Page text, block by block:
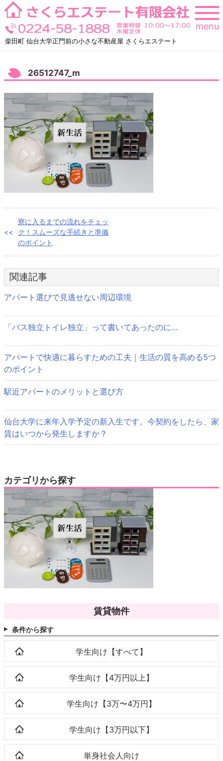
Skip
to
content
柴田町 仙台大学正門前の小さな不動産屋 さくらエステート
menu
26512747_m
ナ
ビ
ゲ
ー
シ
ョ
ン
寮に入るまでの流れをチェッ
ク！スムーズな手続きと準備
のポイント
関連記事
アパート選びで見逃せない周辺環境
「バス独立トイレ独立」って書いてあったのに…
アパートで快適に暮らすための工夫｜生活の質を高める5つ
のポイント
駅近アパートのメリットと選び方
仙台大学に来年入学予定の新入生です。今契約をしたら、家
賃はいつから発生しますか？
カテゴリから探す
賃貸物件
条件から探す
学生向け【すべて】
学生向け【4万円以上】
学生向け【3万〜4万円】
学生向け【3万円以下】
単身社会人向け